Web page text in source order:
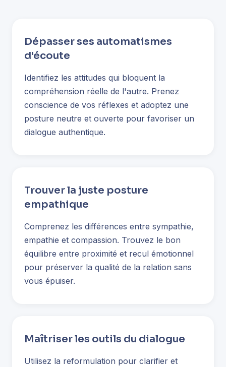
Dépasser ses automatismes
d'écoute
Identifiez les attitudes qui bloquent la
compréhension réelle de l'autre. Prenez
conscience de vos réflexes et adoptez une
posture neutre et ouverte pour favoriser un
dialogue authentique.
Trouver la juste posture
empathique
Comprenez les différences entre sympathie,
empathie et compassion. Trouvez le bon
équilibre entre proximité et recul émotionnel
pour préserver la qualité de la relation sans
vous épuiser.
Maîtriser les outils du dialogue
Utilisez la reformulation pour clarifier et